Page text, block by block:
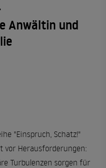
Anwältin und
"Einspruch, Schatz!"
vor Herausforderungen:
Turbulenzen sorgen für